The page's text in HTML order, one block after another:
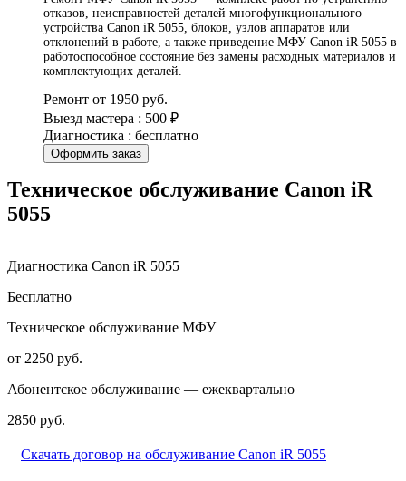
отказов, неисправностей деталей многофункционального
устройства Canon iR 5055, блоков, узлов аппаратов или
отклонений в работе, а также приведение МФУ Canon iR 5055 в
работоспособное состояние без замены расходных материалов и
комплектующих деталей.
Ремонт от 1950 руб.
Выезд мастера : 500 ₽
Диагностика : бесплатно
Оформить заказ
Техническое обслуживание Canon iR
5055
Диагностика Canon iR 5055
Бесплатно
Техническое обслуживание МФУ
от 2250 руб.
Абонентское обслуживание — ежеквартально
2850 руб.
Скачать договор на обслуживание Canon iR 5055